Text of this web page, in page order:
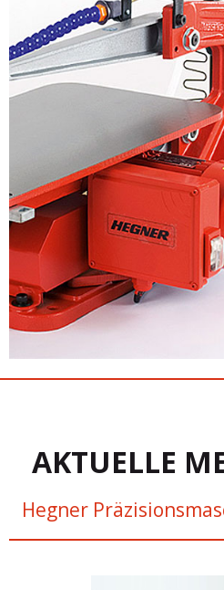
AKTUELLE
Hegner